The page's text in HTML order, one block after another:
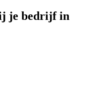
je bedrijf in